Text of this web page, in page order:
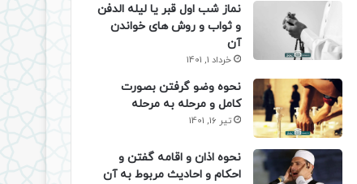
نماز شب اول قبر یا لیله الدفن
و ثواب و روش های خواندن
آن
خرداد 1, 1401
نحوه وضو گرفتن بصورت
کامل و مرحله به مرحله
تیر 16, 1401
نحوه اذان و اقامه گفتن و
احکام و احادیث مربوط به آن